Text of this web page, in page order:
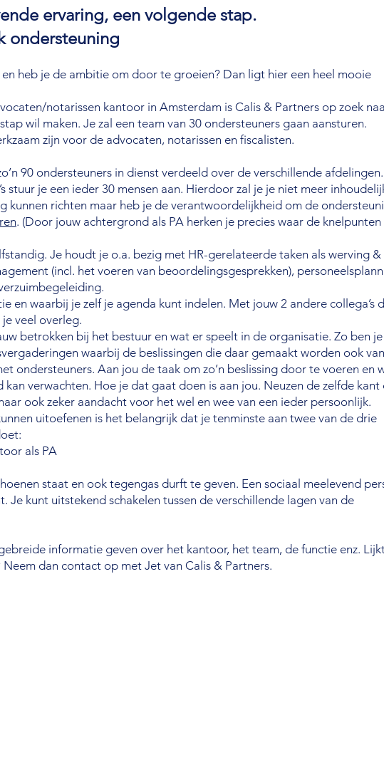
ervaring, een volgende stap.
ondersteuning
heb je de ambitie om door te groeien? Dan ligt hier een heel mooie
notarissen kantoor in Amsterdam is Calis & Partners op zoek
wil maken. Je zal een team van 30 ondersteuners gaan aansturen.
zijn voor de advocaten, notarissen en fiscalisten.
90 ondersteuners in dienst verdeeld over de verschillende afdelingen.
stuur je een ieder 30 mensen aan. Hierdoor zal je je niet meer
kunnen richten maar heb je de verantwoordelijkheid om de
. (Door jouw achtergrond als PA herken je precies waar de knelpunten
Je houdt je o.a. bezig met HR-gerelateerde taken als werving &
(incl. het voeren van beoordelingsgesprekken),
en waarbij je zelf je agenda kunt indelen. Met jouw 2 andere collega’s
veel overleg.
betrokken bij het bestuur en wat er speelt in de organisatie. Zo ben
waarbij de beslissingen die daar gemaakt worden ook van
ondersteuners. Aan jou de taak om zo’n beslissing door te voeren en
kan verwachten. Hoe je dat gaat doen is aan jou. Neuzen de zelfde kant
ook zeker aandacht voor het wel en wee van een ieder persoonlijk.
uitoefenen is het belangrijk dat je tenminste aan twee van de drie
als PA
staat en ook tegengas durft te geven. Een sociaal meelevend
Je kunt uitstekend schakelen tussen de verschillende lagen van de
informatie geven over het kantoor, het team, de functie enz.
dan contact op met Jet van Calis & Partners.